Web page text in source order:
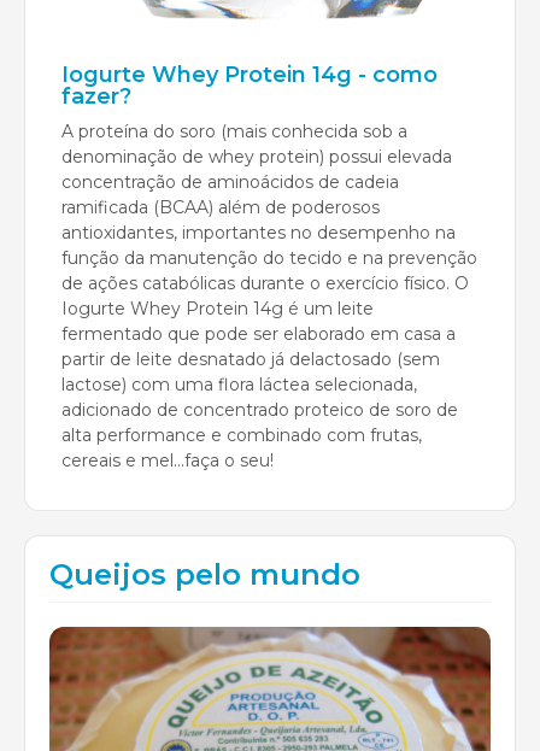
Iogurte Whey Protein 14g - como
fazer?
A proteína do soro (mais conhecida sob a
denominação de whey protein) possui elevada
concentração de aminoácidos de cadeia
ramificada (BCAA) além de poderosos
antioxidantes, importantes no desempenho na
função da manutenção do tecido e na prevenção
de ações catabólicas durante o exercício físico. O
Iogurte Whey Protein 14g é um leite
fermentado que pode ser elaborado em casa a
partir de leite desnatado já delactosado (sem
lactose) com uma flora láctea selecionada,
adicionado de concentrado proteico de soro de
alta performance e combinado com frutas,
cereais e mel...faça o seu!
Queijos pelo mundo